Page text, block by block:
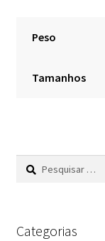
Peso
Tamanhos
Pesquisar
Categorias